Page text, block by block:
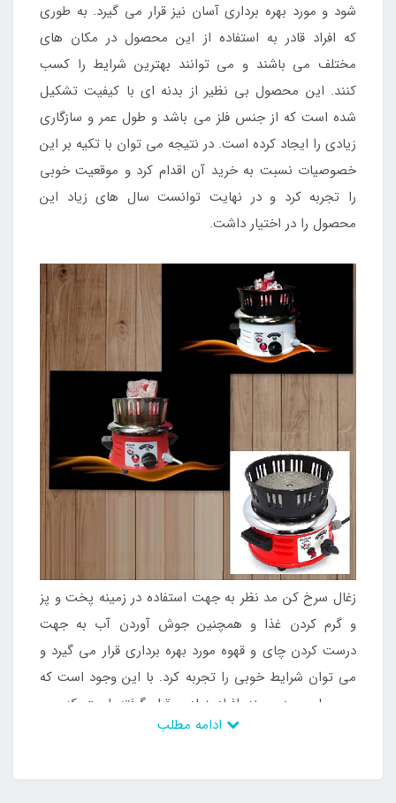
شود و مورد بهره برداری آسان نیز قرار می گیرد. به طوری
که افراد قادر به استفاده از این محصول در مکان های
مختلف می باشند و می توانند بهترین شرایط را کسب
کنند. این محصول بی نظیر از بدنه ای با کیفیت تشکیل
شده است که از جنس فلز می باشد و طول عمر و سازگاری
زیادی را ایجاد کرده است. در نتیجه می توان با تکیه بر این
خصوصیات نسبت به خرید آن اقدام کرد و موقعیت خوبی
را تجربه کرد و در نهایت توانست سال های زیاد این
محصول را در اختیار داشت.
زغال سرخ کن مد نظر به جهت استفاده در زمینه پخت و پز
و گرم کردن غذا و همچنین جوش آوردن آب به جهت
درست کردن چای و قهوه مورد بهره برداری قرار می گیرد و
می توان شرایط خوبی را تجربه کرد. با این وجود است که
محصول مورد پسند افراد زیادی قرار گرفته است که می
توانند با پرداخت هزینه مناسب آن را داشته باشند و در